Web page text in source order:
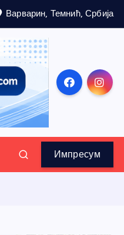
Варварин, Темнић, Србија
Импресум